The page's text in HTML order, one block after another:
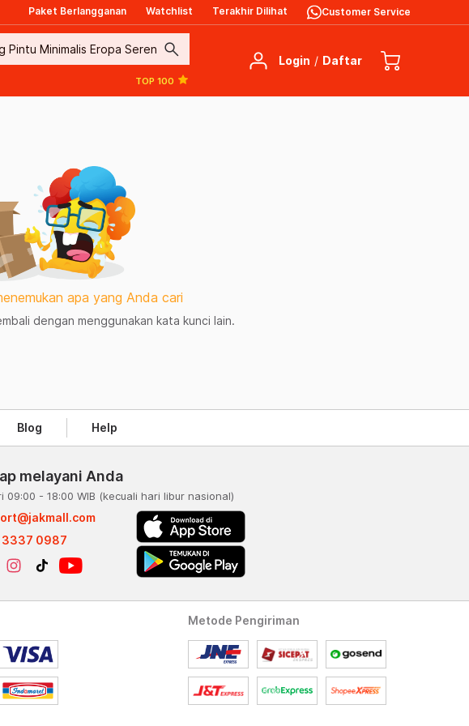
Paket Berlangganan Watchlist Terakhir Dilihat Customer Service
search
TOP 100
Login / Daftar
apa yang Anda cari
dengan menggunakan kata kunci lain.
Blog Help
melayani Anda
09:00 - 18:00 WIB (kecuali hari libur nasional)
3337 0987
Metode Pengiriman